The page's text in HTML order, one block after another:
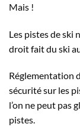
Mais !
Les pistes de ski
droit fait du ski
Réglementation
sécurité sur les
l’on ne peut pas
pistes.